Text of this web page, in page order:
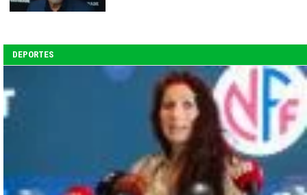
DEPORTES